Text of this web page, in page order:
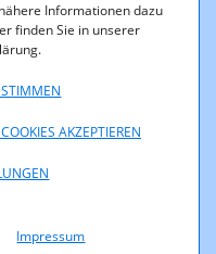
Informationen dazu
finden Sie in unserer
AKZEPTIEREN
Impressum